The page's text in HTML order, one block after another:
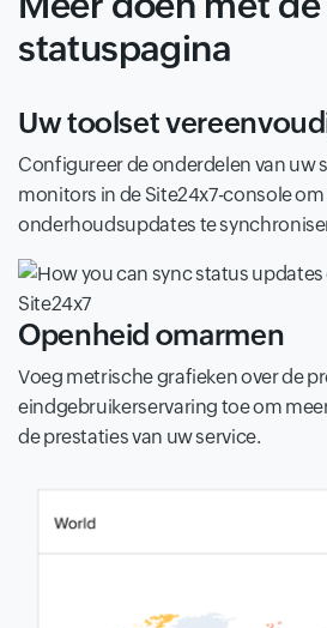
statuspagina
Uw toolset
Configureer de onderdelen van uw
monitors in de Site24x7-console
onderhoudsupdates te
Openheid omarmen
Voeg metrische grafieken over de
eindgebruikerservaring toe om
de prestaties van uw service.